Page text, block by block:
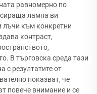
равномерно по
лампа ви
лъчи към конкретни
контраст,
В търговска среда тази
с резултатите от
показват, че
повече внимание и се